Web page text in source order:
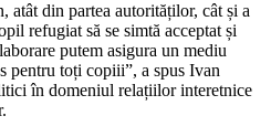
atât din partea autorităților, cât și a
refugiat să se simtă acceptat și
putem asigura un mediu
pentru toți copiii”, a spus Ivan
în domeniul relațiilor interetnice